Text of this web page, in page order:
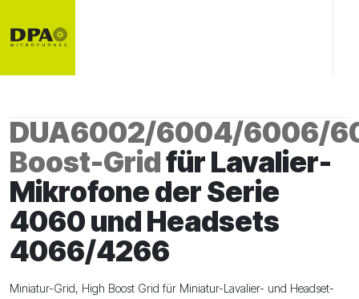
DUA6002/6004/6006/
Boost-Gridfür Lavalier-
Mikrofone der Serie
4060 und Headsets
4066/4266
Miniatur-Grid, High Boost Grid für Miniatur-Lavalier- und Headset-